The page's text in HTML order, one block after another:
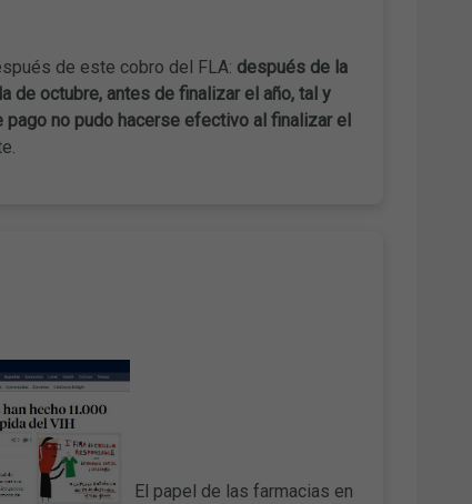
de este cobro del FLA: después de la
de octubre, antes de finalizar el año, tal y
pago no pudo hacerse efectivo al finalizar el
El papel de las farmacias en